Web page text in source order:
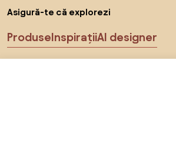
Asigură-te că explorezi
ProduseInspirațiiAI designer